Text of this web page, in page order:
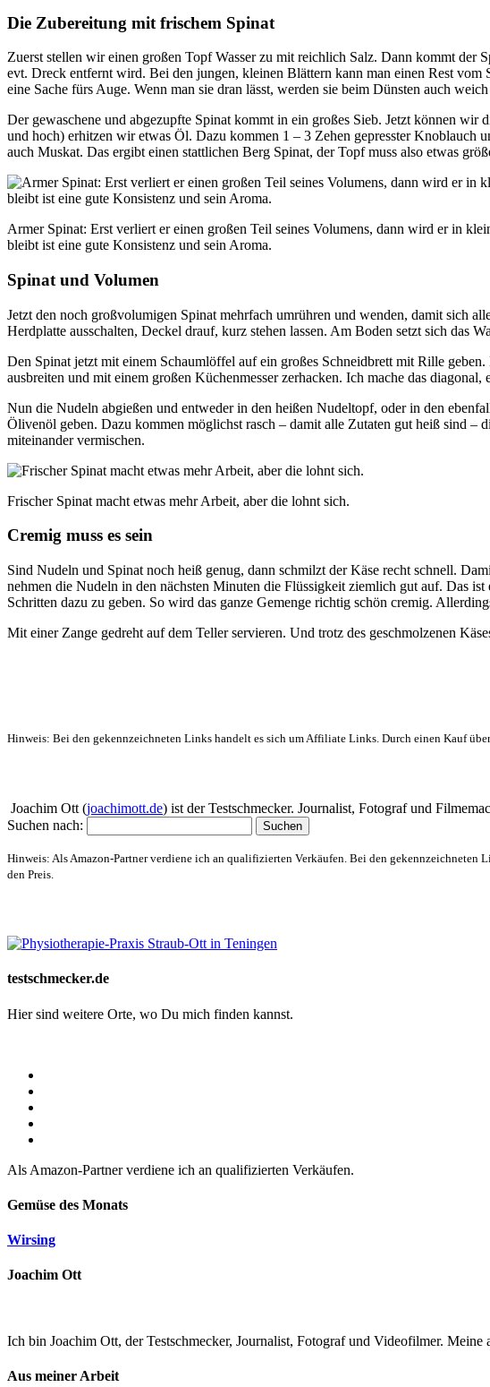
Die Zubereitung mit frischem Spinat
Zuerst stellen wir einen großen Topf Wasser zu mit reichlich Salz. Dann kommt der
evt. Dreck entfernt wird. Bei den jungen, kleinen Blättern kann man einen Rest
eine Sache fürs Auge. Wenn man sie dran lässt, werden sie beim Dünsten auch
Der gewaschene und abgezupfte Spinat kommt in ein großes Sieb. Jetzt können
und hoch) erhitzen wir etwas Öl. Dazu kommen 1 – 3 Zehen gepresster Knoblauch
auch Muskat. Das ergibt einen stattlichen Berg Spinat, der Topf muss also etwas
Armer Spinat: Erst verliert er einen großen Teil seines Volumens, dann wird er in
bleibt ist eine gute Konsistenz und sein Aroma.
Spinat und Volumen
Jetzt den noch großvolumigen Spinat mehrfach umrühren und wenden, damit sich
Herdplatte ausschalten, Deckel drauf, kurz stehen lassen. Am Boden setzt sich das
Den Spinat jetzt mit einem Schaumlöffel auf ein großes Schneidbrett mit Rille
ausbreiten und mit einem großen Küchenmesser zerhacken. Ich mache das
Nun die Nudeln abgießen und entweder in den heißen Nudeltopf, oder in den
Ölivenöl geben. Dazu kommen möglichst rasch – damit alle Zutaten gut heiß sind
miteinander vermischen.
Frischer Spinat macht etwas mehr Arbeit, aber die lohnt sich.
Cremig muss es sein
Sind Nudeln und Spinat noch heiß genug, dann schmilzt der Käse recht schnell.
nehmen die Nudeln in den nächsten Minuten die Flüssigkeit ziemlich gut auf. Das
Schritten dazu zu geben. So wird das ganze Gemenge richtig schön cremig.
Mit einer Zange gedreht auf dem Teller servieren. Und trotz des geschmolzenen
Hinweis: Bei den gekennzeichneten Links handelt es sich um Affiliate Links. Durch einen Kauf
Joachim Ott (joachimott.de) ist der Testschmecker. Journalist, Fotograf und
Suchen nach:
Hinweis: Als Amazon-Partner verdiene ich an qualifizierten Verkäufen. Bei den
den Preis.
testschmecker.de
Hier sind weitere Orte, wo Du mich finden kannst.
Als Amazon-Partner verdiene ich an qualifizierten Verkäufen.
Gemüse des Monats
Wirsing
Joachim Ott
Ich bin Joachim Ott, der Testschmecker, Journalist, Fotograf und Videofilmer.
Aus meiner Arbeit